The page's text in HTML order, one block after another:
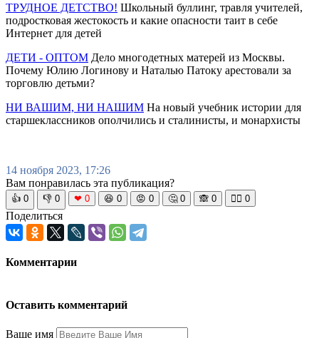
ТРУДНОЕ ДЕТСТВО! Школьный буллинг, травля учителей,
подростковая жестокость и какие опасности таит в себе
Интернет для детей
ДЕТИ - ОПТОМ Дело многодетных матерей из Москвы.
Почему Юлию Логинову и Наталью Патоку арестовали за
торговлю детьми?
НИ ВАШИМ, НИ НАШИМ На новый учебник истории для
старшеклассников ополчились и сталинисты, и монархисты
14 ноября 2023, 17:26
Вам понравилась эта публикация?
👍 0 👎 0 ❤ 0 😆 0 😡 0 🤔 0 🙈 0 🧘‍♀️ 0
Поделиться
Комментарии
Оставить комментарий
Ваше имя